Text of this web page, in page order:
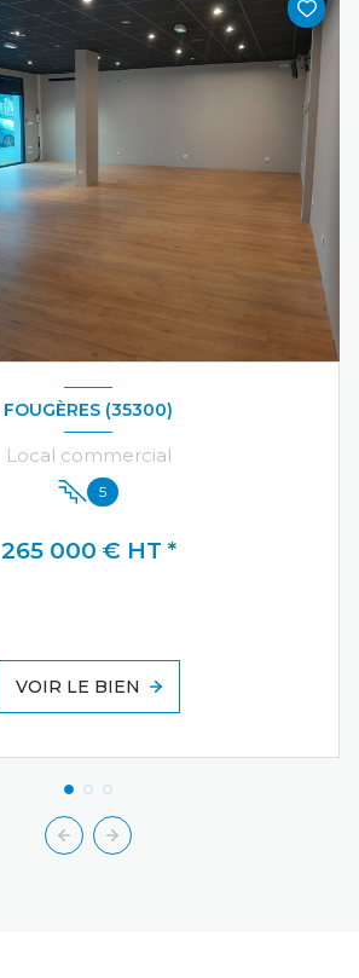
FOUGÈRES (35300)
Local commercial
5
265 000 € HT *
VOIR LE BIEN